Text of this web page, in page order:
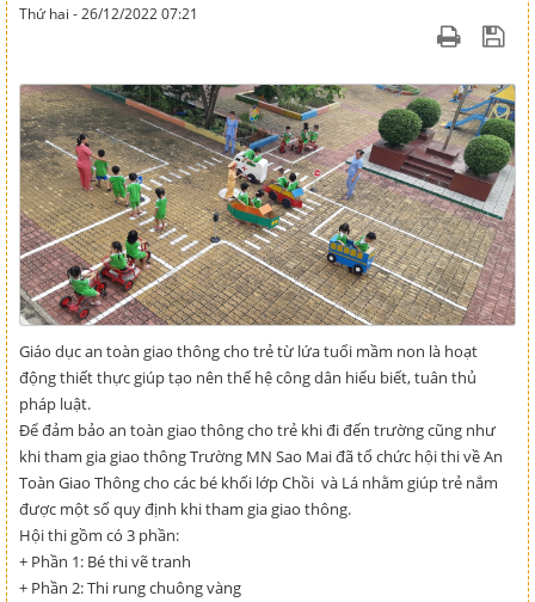
Thứ hai - 26/12/2022 07:21
Giáo dục an toàn giao thông cho trẻ từ lứa tuổi mầm non là hoạt
động thiết thực giúp tạo nên thế hệ công dân hiểu biết, tuân thủ
pháp luật.
Để đảm bảo an toàn giao thông cho trẻ khi đi đến trường cũng như
khi tham gia giao thông Trường MN Sao Mai đã tổ chức hội thi về An
Toàn Giao Thông cho các bé khối lớp Chồi và Lá nhằm giúp trẻ nắm
được một số quy định khi tham gia giao thông.
Hội thi gồm có 3 phần:
+ Phần 1: Bé thi vẽ tranh
+ Phần 2: Thi rung chuông vàng